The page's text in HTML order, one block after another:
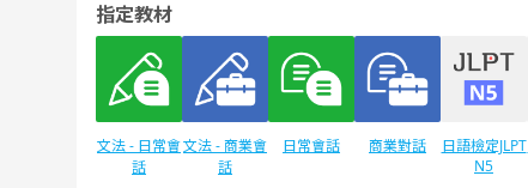
指定教材
文法 - 日常會
話
文法 - 商業會
話
日常會話 商業對話
日語檢定JLPT
N5